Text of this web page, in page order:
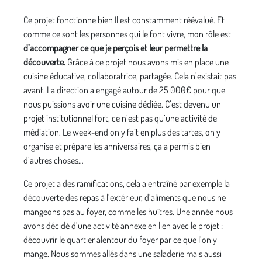
Ce projet fonctionne bien Il est constamment réévalué. Et
comme ce sont les personnes qui le font vivre, mon rôle est
d’accompagner ce que je perçois et leur permettre la
découverte. Grâce à ce projet nous avons mis en place une
cuisine éducative, collaboratrice, partagée. Cela n’existait pas
avant. La direction a engagé autour de 25 000€ pour que
nous puissions avoir une cuisine dédiée. C’est devenu un
projet institutionnel fort, ce n’est pas qu’une activité de
médiation. Le week-end on y fait en plus des tartes, on y
organise et prépare les anniversaires, ça a permis bien
d’autres choses…
Ce projet a des ramifications, cela a entraîné par exemple la
découverte des repas à l’extérieur, d’aliments que nous ne
mangeons pas au foyer, comme les huîtres. Une année nous
avons décidé d’une activité annexe en lien avec le projet :
découvrir le quartier alentour du foyer par ce que l’on y
mange. Nous sommes allés dans une saladerie mais aussi